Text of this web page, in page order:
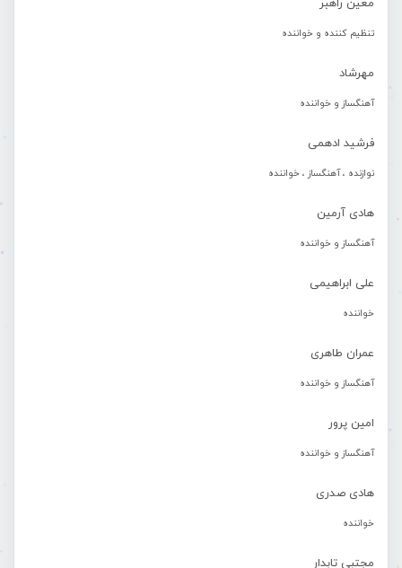
معین راهبر
تنظیم کننده و خواننده
مهرشاد
آهنگساز و خواننده
فرشید ادهمی
نوازنده ، آهنگساز ، خواننده
هادی آرمین
آهنگساز و خواننده
علی ابراهیمی
خواننده
عمران طاهری
آهنگساز و خواننده
امین پرور
آهنگساز و خواننده
هادی صدری
خواننده
مجتبی تابدار